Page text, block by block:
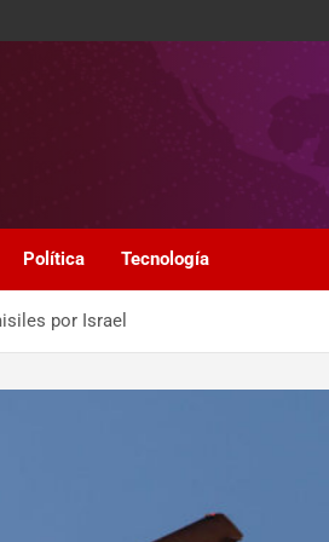
Política Tecnología
por Israel